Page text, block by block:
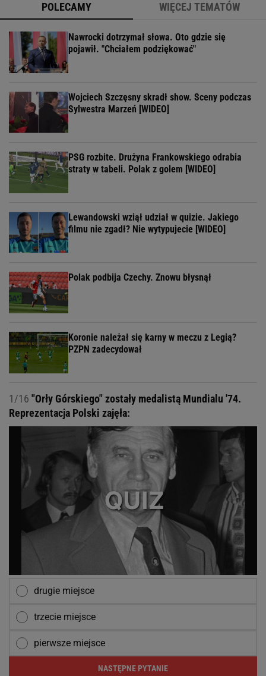
POLECAMY WIĘCEJ TEMATÓW
Nawrocki dotrzymał słowa. Oto gdzie się
pojawił. "Chciałem podziękować"
Wojciech Szczęsny skradł show. Sceny podczas
Sylwestra Marzeń [WIDEO]
PSG rozbite. Drużyna Frankowskiego odrabia
straty w tabeli. Polak z golem [WIDEO]
Lewandowski wziął udział w quizie. Jakiego
filmu nie zgadł? Nie wytypujecie [WIDEO]
Polak podbija Czechy. Znowu błysnął
Koronie należał się karny w meczu z Legią?
PZPN zadecydował
1/16 "Orły Górskiego" zostały medalistą Mundialu '74.
Reprezentacja Polski zajęła:
drugie miejsce
trzecie miejsce
pierwsze miejsce
NASTĘPNE PYTANIE